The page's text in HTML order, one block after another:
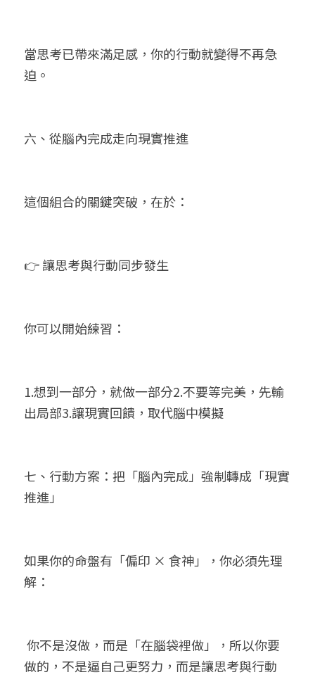
當思考已帶來滿足感，你的行動就變得不再急
迫。
六、從腦內完成走向現實推進
這個組合的關鍵突破，在於：
👉 讓思考與行動同步發生
你可以開始練習：
1.想到一部分，就做一部分2.不要等完美，先輸
出局部3.讓現實回饋，取代腦中模擬
七、行動方案：把「腦內完成」強制轉成「現實
推進」
如果你的命盤有「偏印 × 食神」，你必須先理
解：
做的，不是逼自己更努力，而是讓思考與行動